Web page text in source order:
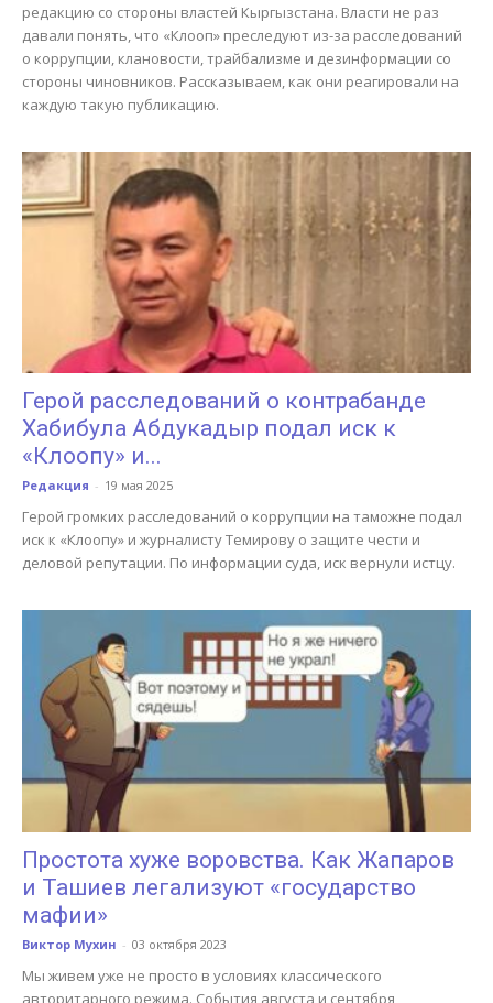
редакцию со стороны властей Кыргызстана. Власти не раз
давали понять, что «Клооп» преследуют из-за расследований
о коррупции, клановости, трайбализме и дезинформации со
стороны чиновников. Рассказываем, как они реагировали на
каждую такую публикацию.
Герой расследований о контрабанде
Хабибула Абдукадыр подал иск к
«Клоопу» и...
Редакция - 19 мая 2025
Герой громких расследований о коррупции на таможне подал
иск к «Клоопу» и журналисту Темирову о защите чести и
деловой репутации. По информации суда, иск вернули истцу.
Простота хуже воровства. Как Жапаров
и Ташиев легализуют «государство
мафии»
Виктор Мухин - 03 октября 2023
Мы живем уже не просто в условиях классического
авторитарного режима. События августа и сентября